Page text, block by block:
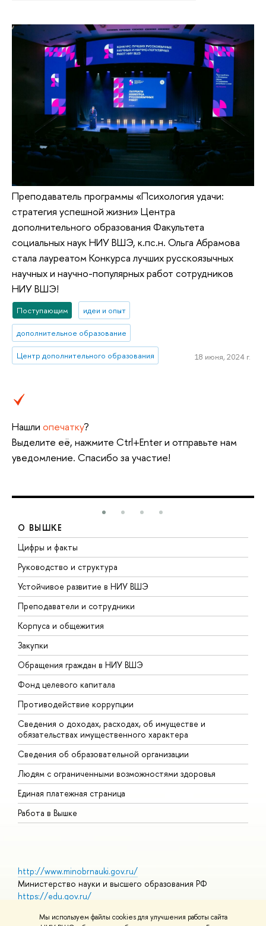
Мы используем файлы cookies для улучшения работы сайта
Преподаватель программы «Психология удачи:
стратегия успешной жизни» Центра
дополнительного образования Факультета
социальных наук НИУ ВШЭ, к.пс.н. Ольга Абрамова
стала лауреатом Конкурса лучших русскоязычных
научных и научно-популярных работ сотрудников
НИУ ВШЭ!
Поступающим идеи и опыт
дополнительное образование
Центр дополнительного образования 18 июня, 2024 г.
Нашли опечатку?
Выделите её, нажмите Ctrl+Enter и отправьте нам
уведомление. Спасибо за участие!
О ВЫШКЕ
Цифры и факты
Руководство и структура
Устойчивое развитие в НИУ ВШЭ
Преподаватели и сотрудники
Корпуса и общежития
Закупки
Обращения граждан в НИУ ВШЭ
Фонд целевого капитала
Противодействие коррупции
Сведения о доходах, расходах, об имуществе и
обязательствах имущественного характера
Сведения об образовательной организации
Людям с ограниченными возможностями здоровья
Единая платежная страница
Работа в Вышке
http://www.minobrnauki.gov.ru/
Министерство науки и высшего образования РФ
https://edu.gov.ru/
https://elearning.hse.ru/mooc